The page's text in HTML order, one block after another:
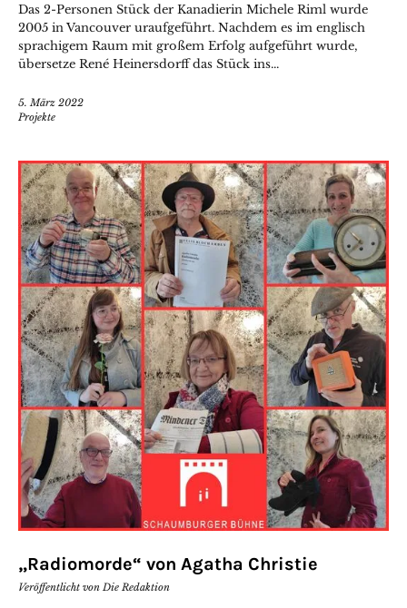
Das 2-Personen Stück der Kanadierin Michele Riml wurde
2005 in Vancouver uraufgeführt. Nachdem es im englisch
sprachigem Raum mit großem Erfolg aufgeführt wurde,
übersetze René Heinersdorff das Stück ins...
5. März 2022
Projekte
„Radiomorde“ von Agatha Christie
Veröffentlicht von Die Redaktion